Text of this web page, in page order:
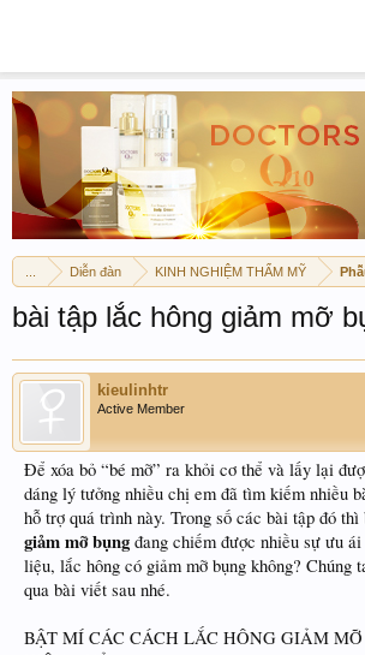
Diễn đàn KINH NGHIỆM THẨM MỸ
bài tập lắc hông giảm mỡ
kieulinhtr
Active Member
Để xóa bỏ “bé mỡ” ra khỏi cơ thể và lấy lại
dáng lý tưởng nhiều chị em đã tìm kiếm nhiều
hỗ trợ quá trình này. Trong số các bài tập đó thì
giảm mỡ bụng đang chiếm được nhiều sự ưu
liệu, lắc hông có giảm mỡ bụng không? Chúng
qua bài viết sau nhé.
BẬT MÍ CÁC CÁCH LẮC HÔNG GIẢM